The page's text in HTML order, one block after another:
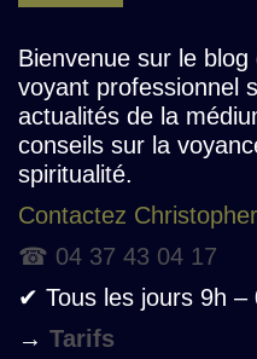
Bienvenue sur le
voyant professionnel
actualités de la
conseils sur la
spiritualité.
Contactez
☎ 04 37 43 04 17
✔ Tous les jours 9h –
→ Tarifs